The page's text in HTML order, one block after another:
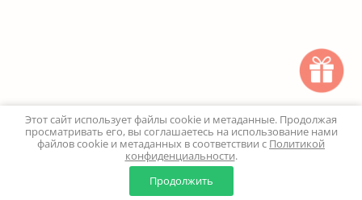
0
Корзина
Этот сайт использует файлы cookie и метаданные. Продолжая
просматривать его, вы соглашаетесь на использование нами
файлов cookie и метаданных в соответствии с Политикой
конфиденциальности.
Продолжить